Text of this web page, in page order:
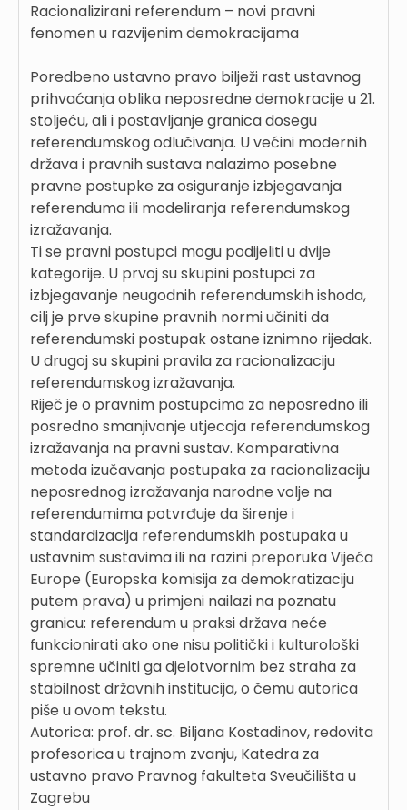
Racionalizirani referendum – novi pravni
fenomen u razvijenim demokracijama
Poredbeno ustavno pravo bilježi rast ustavnog
prihvaćanja oblika neposredne demokracije u 21.
stoljeću, ali i postavljanje granica dosegu
referendumskog odlučivanja. U većini modernih
država i pravnih sustava nalazimo posebne
pravne postupke za osiguranje izbjegavanja
referenduma ili modeliranja referendumskog
izražavanja.
Ti se pravni postupci mogu podijeliti u dvije
kategorije. U prvoj su skupini postupci za
izbjegavanje neugodnih referendumskih ishoda,
cilj je prve skupine pravnih normi učiniti da
referendumski postupak ostane iznimno rijedak.
U drugoj su skupini pravila za racionalizaciju
referendumskog izražavanja.
Riječ je o pravnim postupcima za neposredno ili
posredno smanjivanje utjecaja referendumskog
izražavanja na pravni sustav. Komparativna
metoda izučavanja postupaka za racionalizaciju
neposrednog izražavanja narodne volje na
referendumima potvrđuje da širenje i
standardizacija referendumskih postupaka u
ustavnim sustavima ili na razini preporuka Vijeća
Europe (Europska komisija za demokratizaciju
putem prava) u primjeni nailazi na poznatu
granicu: referendum u praksi država neće
funkcionirati ako one nisu politički i kulturološki
spremne učiniti ga djelotvornim bez straha za
stabilnost državnih institucija, o čemu autorica
piše u ovom tekstu.
Autorica: prof. dr. sc. Biljana Kostadinov, redovita
profesorica u trajnom zvanju, Katedra za
ustavno pravo Pravnog fakulteta Sveučilišta u
Zagrebu